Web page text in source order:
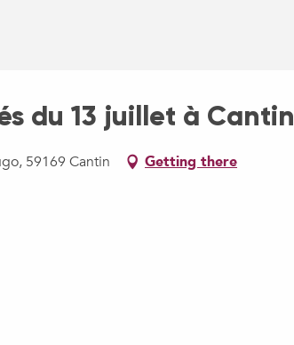
du 13 juillet à Cantin
59169 Cantin Getting there